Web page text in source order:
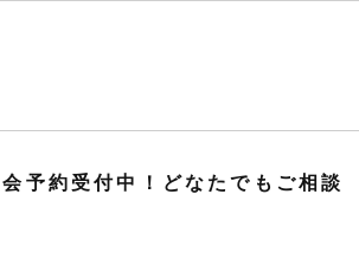
予約受付中！どなたでもご相談